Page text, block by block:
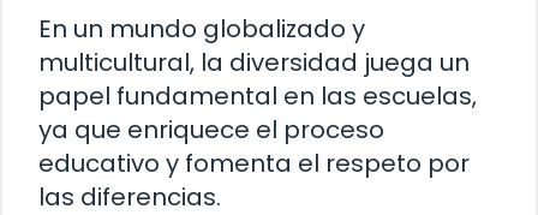
En un mundo globalizado y
multicultural, la diversidad juega un
papel fundamental en las escuelas,
ya que enriquece el proceso
educativo y fomenta el respeto por
las diferencias.